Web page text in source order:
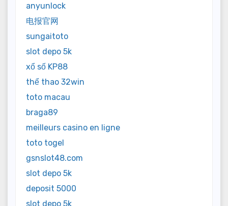
anyunlock
电报官网
sungaitoto
slot depo 5k
xổ số KP88
thể thao 32win
toto macau
braga89
meilleurs casino en ligne
toto togel
gsnslot48.com
slot depo 5k
deposit 5000
slot depo 5k